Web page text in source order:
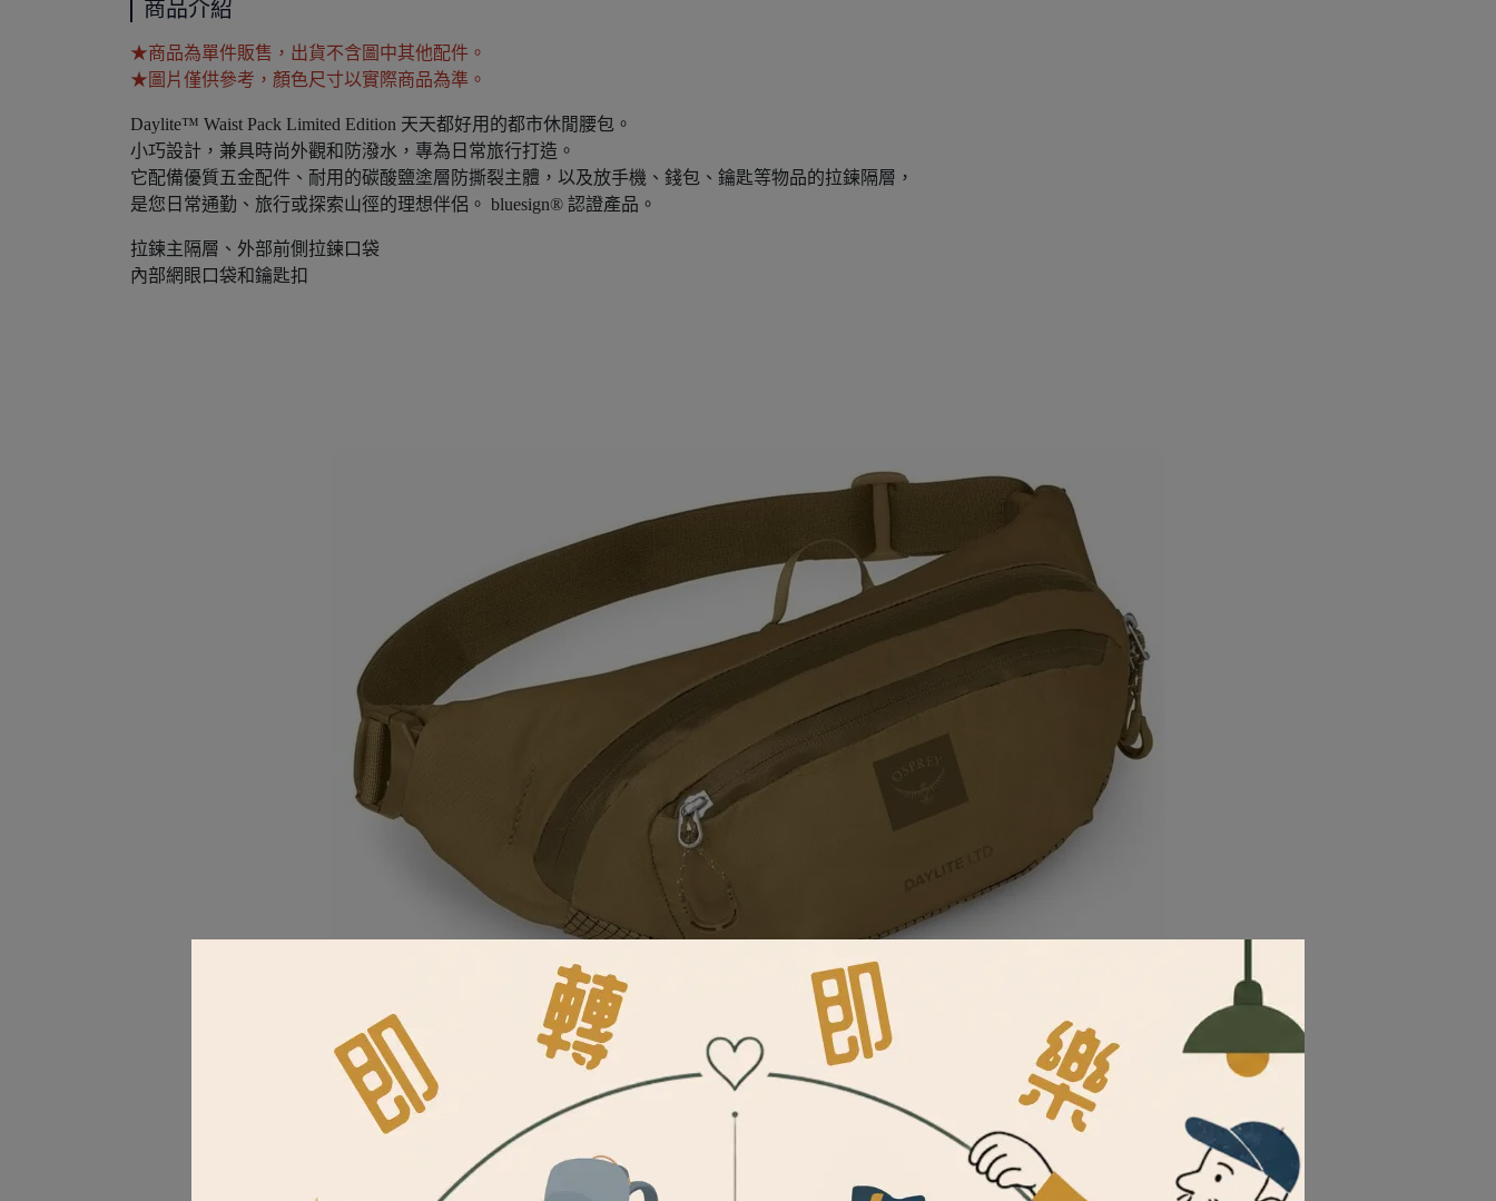
商品介紹
★商品為單件販售，出貨不含圖中其他配件。
★圖片僅供參考，顏色尺寸以實際商品為準。
Daylite™ Waist Pack Limited Edition 天天都好用的都市休閒腰包。
小巧設計，兼具時尚外觀和防潑水，專為日常旅行打造。
它配備優質五金配件、耐用的碳酸鹽塗層防撕裂主體，以及放手機、錢包、鑰匙等物品的拉鍊隔層，
是您日常通勤、旅行或探索山徑的理想伴侶。 bluesign® 認證產品。
拉鍊主隔層、外部前側拉鍊口袋
內部網眼口袋和鑰匙扣